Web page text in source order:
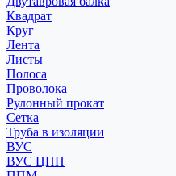
Квадрат
Круг
Лента
Листы
Полоса
Проволока
Рулонный прокат
Сетка
Труба в изоляции
ВУС
ВУС ЦПП